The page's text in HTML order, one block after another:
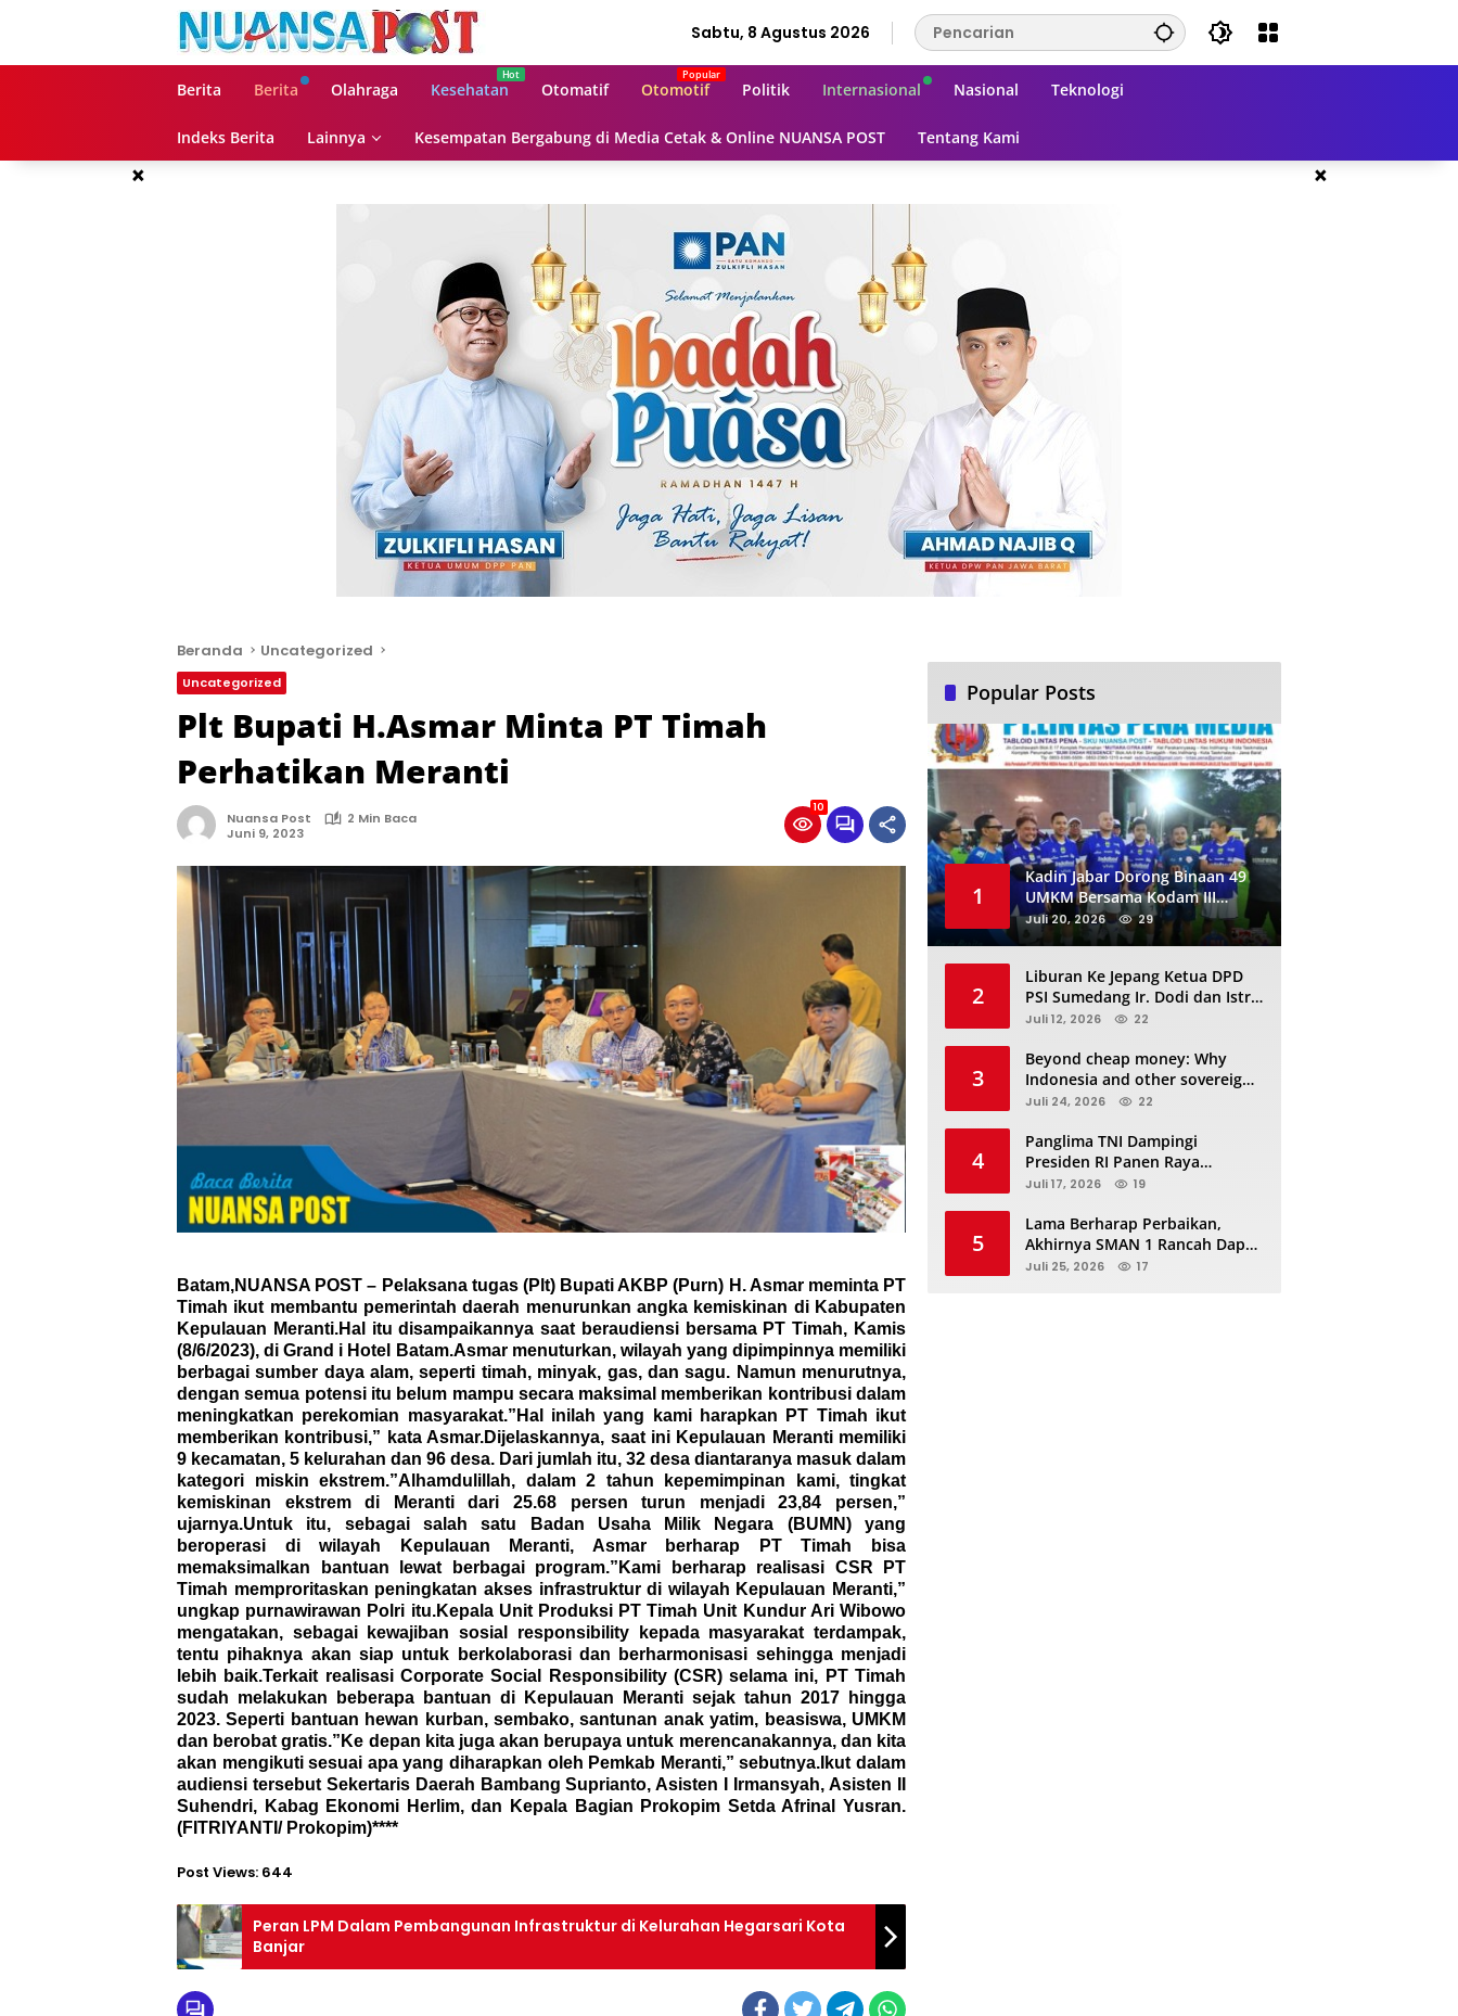
Sabtu, 8 Agustus 2026
Berita Berita Olahraga Kesehatan Otomatif Otomotif Politik Internasional Nasional Teknologi
Indeks Berita Lainnya Kesempatan Bergabung di Media Cetak & Online NUANSA POST Tentang Kami
× ×
Beranda Uncategorized
Uncategorized
Plt Bupati H.Asmar Minta PT Timah
Perhatikan Meranti
Nuansa Post
2 Min Baca
Juni 9, 2023
10
Batam,NUANSA POST – Pelaksana tugas (Plt) Bupati AKBP (Purn) H. Asmar meminta PT
Timah ikut membantu pemerintah daerah menurunkan angka kemiskinan di Kabupaten
Kepulauan Meranti.Hal itu disampaikannya saat beraudiensi bersama PT Timah, Kamis
(8/6/2023), di Grand i Hotel Batam.Asmar menuturkan, wilayah yang dipimpinnya memiliki
berbagai sumber daya alam, seperti timah, minyak, gas, dan sagu. Namun menurutnya,
dengan semua potensi itu belum mampu secara maksimal memberikan kontribusi dalam
meningkatkan perekomian masyarakat.”Hal inilah yang kami harapkan PT Timah ikut
memberikan kontribusi,” kata Asmar.Dijelaskannya, saat ini Kepulauan Meranti memiliki
9 kecamatan, 5 kelurahan dan 96 desa. Dari jumlah itu, 32 desa diantaranya masuk dalam
kategori miskin ekstrem.”Alhamdulillah, dalam 2 tahun kepemimpinan kami, tingkat
kemiskinan ekstrem di Meranti dari 25.68 persen turun menjadi 23,84 persen,”
ujarnya.Untuk itu, sebagai salah satu Badan Usaha Milik Negara (BUMN) yang
beroperasi di wilayah Kepulauan Meranti, Asmar berharap PT Timah bisa
memaksimalkan bantuan lewat berbagai program.”Kami berharap realisasi CSR PT
Timah memproritaskan peningkatan akses infrastruktur di wilayah Kepulauan Meranti,”
ungkap purnawirawan Polri itu.Kepala Unit Produksi PT Timah Unit Kundur Ari Wibowo
mengatakan, sebagai kewajiban sosial responsibility kepada masyarakat terdampak,
tentu pihaknya akan siap untuk berkolaborasi dan berharmonisasi sehingga menjadi
lebih baik.Terkait realisasi Corporate Social Responsibility (CSR) selama ini, PT Timah
sudah melakukan beberapa bantuan di Kepulauan Meranti sejak tahun 2017 hingga
2023. Seperti bantuan hewan kurban, sembako, santunan anak yatim, beasiswa, UMKM
dan berobat gratis.”Ke depan kita juga akan berupaya untuk merencanakannya, dan kita
akan mengikuti sesuai apa yang diharapkan oleh Pemkab Meranti,” sebutnya.Ikut dalam
audiensi tersebut Sekertaris Daerah Bambang Suprianto, Asisten I Irmansyah, Asisten II
Suhendri, Kabag Ekonomi Herlim, dan Kepala Bagian Prokopim Setda Afrinal Yusran.
(FITRIYANTI/ Prokopim)****
Post Views: 644
Peran LPM Dalam Pembangunan Infrastruktur di Kelurahan Hegarsari Kota
Banjar
Popular Posts
1
Kadin Jabar Dorong Binaan 49
UMKM Bersama Kodam III
Siliwangi Sambil Nobar Final
Piala Dunia, Akan Ada Investor
Juli 20, 2026 29
2
Liburan Ke Jepang Ketua DPD
PSI Sumedang Ir. Dodi dan Istri
Kibarkan Bendera PSI “Jangan
Juli 12, 2026 22
3
Beyond cheap money: Why
Indonesia and other sovereigns
are turning to panda bonds
Juli 24, 2026 22
4
Panglima TNI Dampingi
Presiden RI Panen Raya
Terpadu TNI, Perkuat
Juli 17, 2026 19
5
Lama Berharap Perbaikan,
Akhirnya SMAN 1 Rancah Dapat
Revitalisasi dan Kini Sedang
Juli 25, 2026 17